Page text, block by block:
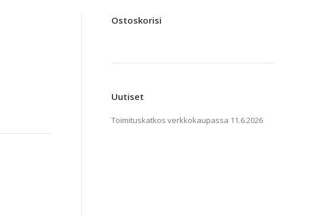
Ostoskorisi
Uutiset
Toimituskatkos verkkokaupassa 11.6.2026